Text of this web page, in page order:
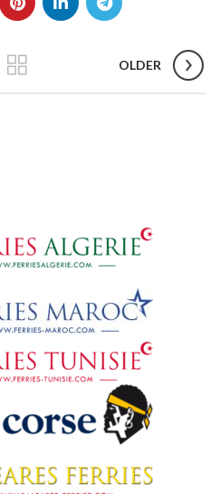
OLDER